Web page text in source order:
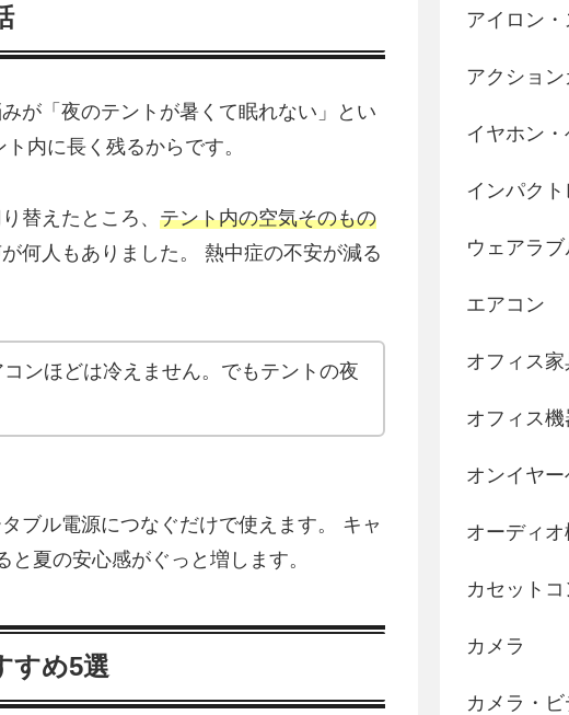
が「夜のテントが暑くて眠れない」とい
内に長く残るからです。
替えたところ、 テント内の空気そのもの
何人もありました。 熱中症の不安が減る
ンほどは冷えません。でもテントの夜
ブル電源につなぐだけで使えます。 キャ
夏の安心感がぐっと増します。
すめ5選
アイロン
アクション
イヤホン
インパク
ウェアラ
エアコン
オフィス
オフィス機
オンイヤ
オーディオ
カセットコ
カメラ
カメラ・